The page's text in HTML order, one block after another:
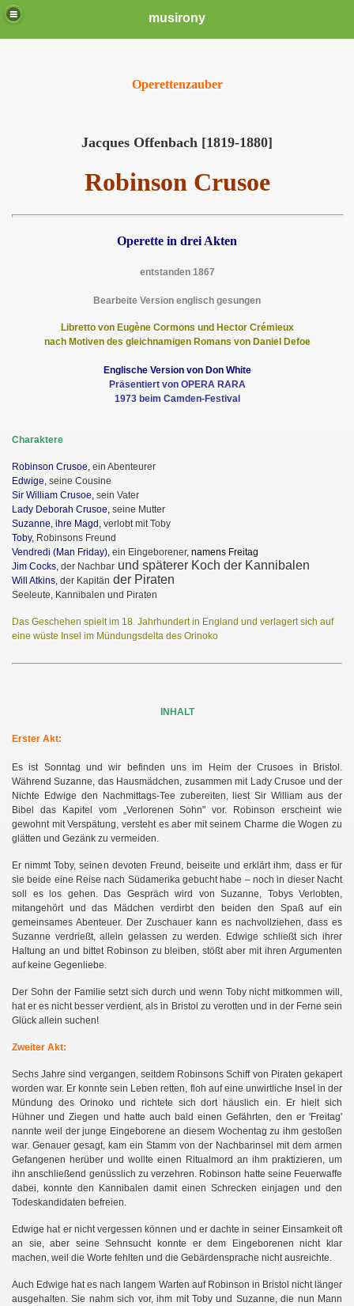
musirony
Operettenzauber
Jacques Offenbach [1819-1880]
Robinson Crusoe
Operette in drei Akten
entstanden 1867
Bearbeite Version englisch gesungen
Libretto von Eugène Cormons und Hector Crémieux
nach Motiven des gleichnamigen Romans von Daniel Defoe
Englische Version von Don White
Präsentiert von OPERA RARA
1973 beim Camden-Festival
Charaktere
Robinson Crusoe, ein Abenteurer
Edwige, seine Cousine
Sir William Crusoe, sein Vater
Lady Deborah Crusoe, seine Mutter
Suzanne, ihre Magd, verlobt mit Toby
Toby, Robinsons Freund
Vendredi (Man Friday), ein Eingeborener, namens Freitag
Jim Cocks, der Nachbar und späterer Koch der Kannibalen
Will Atkins, der Kapitän der Piraten
Seeleute, Kannibalen und Piraten
Das Geschehen spielt im 18. Jahrhundert in England und verlagert sich auf
eine wüste Insel im Mündungsdelta des Orinoko
INHALT
Erster Akt:
Es ist Sonntag und wir befinden uns im Heim der Crusoes in Bristol.
Während Suzanne, das Hausmädchen, zusammen mit Lady Crusoe und der
Nichte Edwige den Nachmittags-Tee zubereiten, liest Sir William aus der
Bibel das Kapitel vom „Verlorenen Sohn" vor. Robinson erscheint wie
gewohnt mit Verspätung, versteht es aber mit seinem Charme die Wogen zu
glätten und Gezänk zu vermeiden.
Er nimmt Toby, seinen devoten Freund, beiseite und erklärt ihm, dass er für
sie beide eine Reise nach Südamerika gebucht habe – noch in dieser Nacht
soll es los gehen. Das Gespräch wird von Suzanne, Tobys Verlobten,
mitangehört und das Mädchen verdirbt den beiden den Spaß auf ein
gemeinsames Abenteuer. Der Zuschauer kann es nachvollziehen, dass es
Suzanne verdrießt, allein gelassen zu werden. Edwige schließt sich ihrer
Haltung an und bittet Robinson zu bleiben, stößt aber mit ihren Argumenten
auf keine Gegenliebe.
Der Sohn der Familie setzt sich durch und wenn Toby nicht mitkommen will,
hat er es nicht besser verdient, als in Bristol zu verotten und in der Ferne sein
Glück allein suchen!
Zweiter Akt:
Sechs Jahre sind vergangen, seitdem Robinsons Schiff von Piraten gekapert
worden war. Er konnte sein Leben retten, floh auf eine unwirtliche Insel in der
Mündung des Orinoko und richtete sich dort häuslich ein. Er hielt sich
Hühner und Ziegen und hatte auch bald einen Gefährten, den er 'Freitag'
nannte weil der junge Eingeborene an diesem Wochentag zu ihm gestoßen
war. Genauer gesagt, kam ein Stamm von der Nachbarinsel mit dem armen
Gefangenen herüber und wollte einen Ritualmord an ihm praktizieren, um
ihn anschließend genüsslich zu verzehren. Robinson hatte seine Feuerwaffe
dabei, konnte den Kannibalen damit einen Schrecken einjagen und den
Todeskandidaten befreien.
Edwige hat er nicht vergessen können und er dachte in seiner Einsamkeit oft
an sie, aber seine Sehnsucht konnte er dem Eingeborenen nicht klar
machen, weil die Worte fehlten und die Gebärdensprache nicht ausreichte.
Auch Edwige hat es nach langem Warten auf Robinson in Bristol nicht länger
ausgehalten. Sie nahm sich vor, ihm mit Toby und Suzanne, die nun Mann